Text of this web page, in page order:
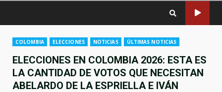
COLOMBIA ELECCIONES NOTICIAS ÚLTIMAS NOTICIAS
ELECCIONES EN COLOMBIA 2026: ESTA ES
LA CANTIDAD DE VOTOS QUE NECESITAN
ABELARDO DE LA ESPRIELLA E IVÁN